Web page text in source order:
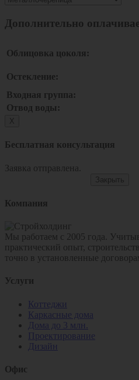
Дополнительно
Облицовка цоколя:
Остекление:
Входная группа:
Отвод воды:
X
Бесплатная консультация
Заявка отправлена.
Закрыть
Компания
Мы работаем с 2005 года.
практический опыт,
точно в установленные
Услуги
Коттеджи
Каркасные дома
Дома до 3 млн.
Проектирование
Дизайн
Офис